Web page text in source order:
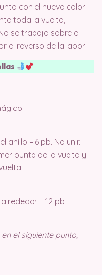
con el nuevo color.
toda la vuelta,
se trabaja sobre el
el reverso de la labor.
anillo – 6 pb. No unir.
punto de la vuelta y
– 12 pb
el siguiente punto;